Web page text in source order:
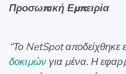
Προσωπική Εμπειρία
“Το NetSpot αποδείχθηκε
δοκιμών για μένα. Η